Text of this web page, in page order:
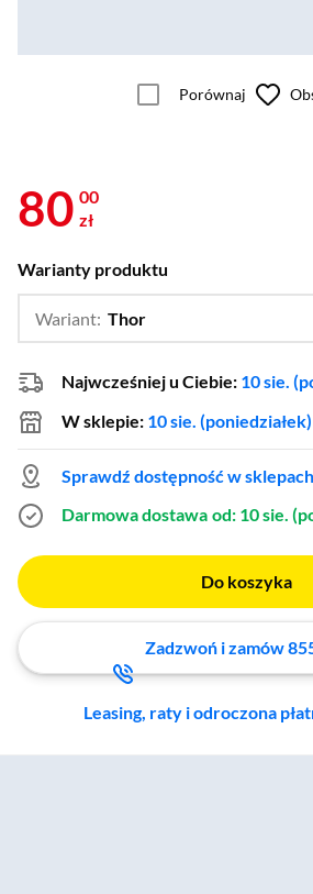
Porównaj
80 00
zł
Warianty produktu
Wariant: Thor
Anti-Venom,
Czarna Wdowa
Darth Vader,
Darth
Deadpool Zombie,
Gremlin, Hulk,
Luffy, Mega Man,
Spider-Man
The
Najwcześniej u Ciebie: 10 sie.
W sklepie: 10 sie. (poniedziałek)
Sprawdź dostępność w sklepach
Darmowa dostawa od: 10 sie.
Do koszyka
Zadzwoń i zamów
Leasing, raty i odroczona